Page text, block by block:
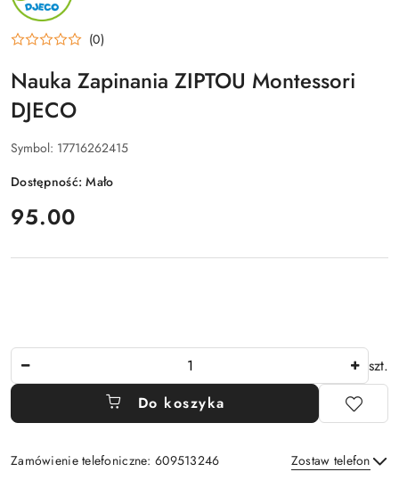
(0)
Nauka Zapinania ZIPTOU Montessori
DJECO
Symbol: 17716262415
Dostępność:Mało
cena:
95.00
szt.
Do koszyka
Zamówienie telefoniczne: 609513246 Zostaw telefon